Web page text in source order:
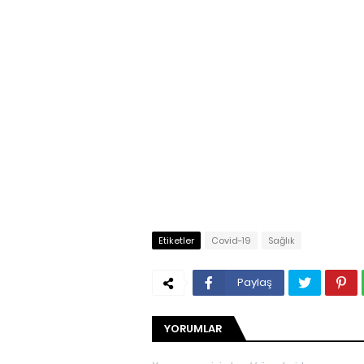
Etiketler Covid-19 Sağlık
Paylaş
YORUMLAR